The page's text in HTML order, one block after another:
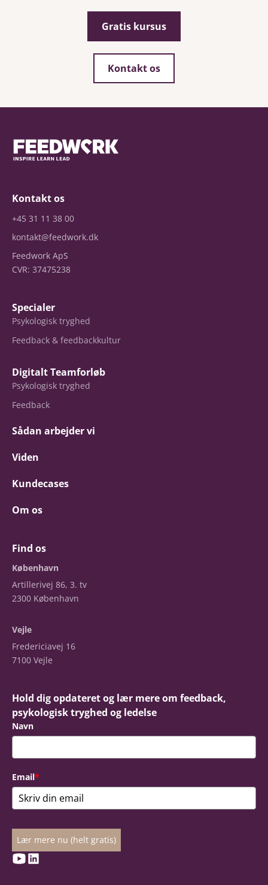
Gratis kursus
Kontakt os
Kontakt os
+45 31 11 38 00
kontakt@feedwork.dk
Feedwork ApS
CVR: 37475238
Specialer
Psykologisk tryghed
Feedback & feedbackkultur
Digitalt Teamforløb
Psykologisk tryghed
Feedback
Sådan arbejder vi
Viden
Kundecases
Om os
Find os
København
Artillerivej 86, 3. tv
2300 København
Vejle
Fredericiavej 16
7100 Vejle
Hold dig opdateret og lær mere om feedback,
psykologisk tryghed og ledelse
Navn
Email*
Lær mere nu (helt gratis)